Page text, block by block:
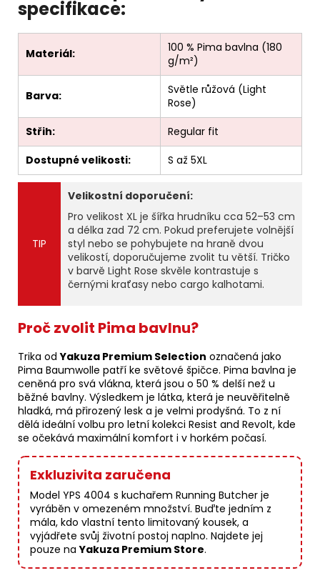
specifikace:
Materiál:
100 % Pima bavlna (180
g/m²)
Barva:
Světle růžová (Light
Rose)
Střih:
Regular fit
Dostupné velikosti:
S až 5XL
TIP
Velikostní doporučení:
Pro velikost XL je šířka hrudníku cca 52–53 cm
a délka zad 72 cm. Pokud preferujete volnější
styl nebo se pohybujete na hraně dvou
velikostí, doporučujeme zvolit tu větší. Tričko
v barvě Light Rose skvěle kontrastuje s
černými kraťasy nebo cargo kalhotami.
Proč zvolit Pima bavlnu?
Trika odYakuza Premium Selection označená jako
Pima Baumwolle patří ke světové špičce. Pima bavlna je
ceněná pro svá vlákna, která jsou o 50 % delší než u
běžné bavlny. Výsledkem je látka, která je neuvěřitelně
hladká, má přirozený lesk a je velmi prodyšná. To z ní
dělá ideální volbu pro letní kolekci Resist and Revolt, kde
se očekává maximální komfort i v horkém počasí.
Exkluzivita zaručena
Model YPS 4004 s kuchařem Running Butcher je
vyráběn v omezeném množství. Buďte jedním z
mála, kdo vlastní tento limitovaný kousek, a
vyjádřete svůj životní postoj naplno. Najdete jej
pouze naYakuza Premium Store.